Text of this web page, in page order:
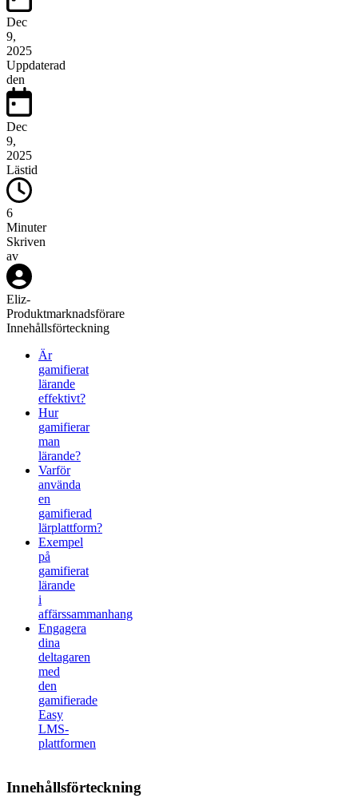
Dec
9,
2025
Uppdaterad
den
Dec
9,
2025
Lästid
6
Minuter
Skriven
av
Eliz-
Produktmarknadsförare
Innehållsförteckning
Är
gamifierat
lärande
effektivt?
Hur
gamifierar
man
lärande?
Varför
använda
en
gamifierad
lärplattform?
Exempel
på
gamifierat
lärande
i
affärssammanhang
Engagera
dina
deltagaren
med
den
gamifierade
Easy
LMS-
plattformen
Innehållsförteckning